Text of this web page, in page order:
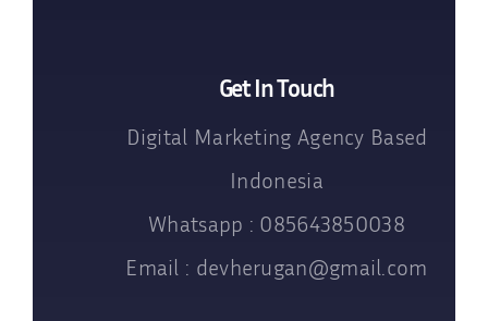
Get In Touch
Digital Marketing Agency Based
Indonesia
Whatsapp : 085643850038
Email : devherugan@gmail.com